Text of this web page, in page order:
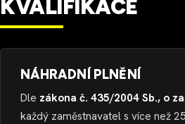
KVALIFIKACE
NÁHRADNÍ PLNĚNÍ
Dle zákona č. 435/2004 Sb., o
každý zaměstnavatel s více než